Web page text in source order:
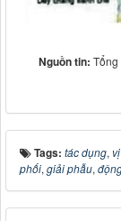
Nguồn tin: Tổng
Tags: tác dụng,
phối, giải phẫu,